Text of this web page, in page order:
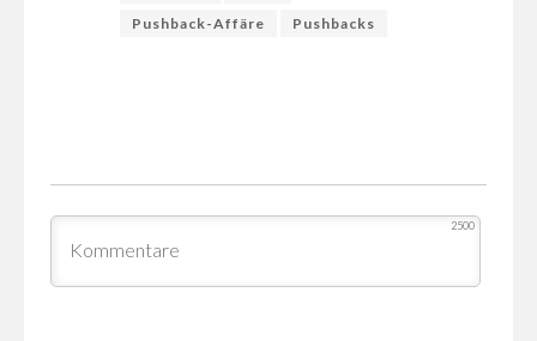
Pushback-Affäre
Pushbacks
2500